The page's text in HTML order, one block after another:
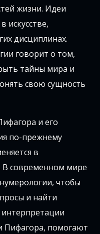
жизни. Идеи
искусстве,
дисциплинах.
говорит о том,
тайны мира и
свою сущность
и его
по-прежнему
в
В современном мире
чтобы
и найти
Пифагора, помогают